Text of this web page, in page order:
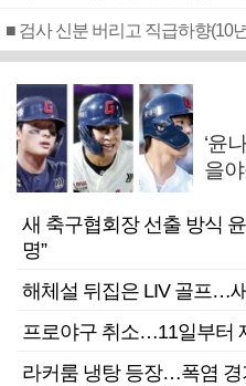
‘윤
을
새 축구협회장 선출 방식
명”
해체설 뒤집은 LIV 골프…
프로야구 취소…11일부터
라커룸 냉탕 등장…폭염 경